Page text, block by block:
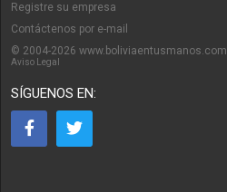
Registre su empresa
Contáctenos por e-mail
© 2004-2026 www.boliviaentusmanos.com
Aviso Legal
SÍGUENOS EN: